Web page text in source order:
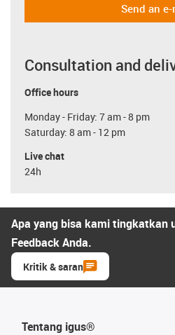
Send an
Consultation and
Office hours
Monday - Friday: 7 am - 8 pm
Saturday: 8 am - 12 pm
Live chat
24h
Apa yang bisa kami tingkatkan
Feedback Anda.
Kritik & saran
Tentang igus®